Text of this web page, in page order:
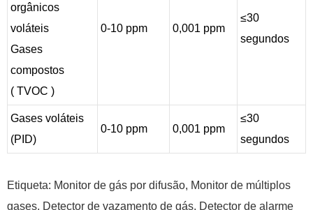
orgânicos
voláteis
Gases
compostos
( TVOC )
0-10 ppm 0,001 ppm
≤30
segundos
Gases voláteis
(PID)
0-10 ppm 0,001 ppm
≤30
segundos
Etiqueta: Monitor de gás por difusão, Monitor de múltiplos
gases, Detector de vazamento de gás, Detector de alarme